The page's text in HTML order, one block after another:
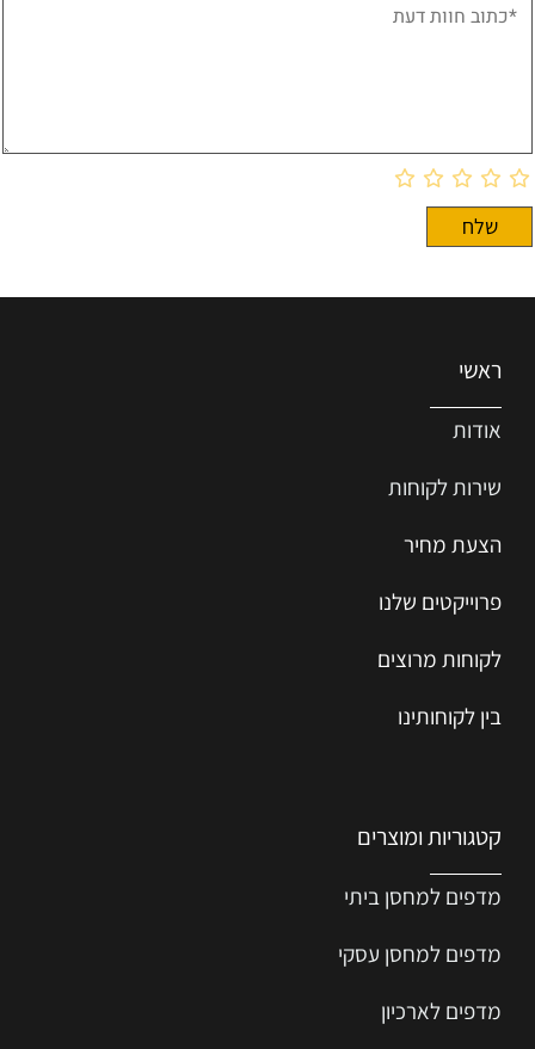
ראשי
אודות
שירות לקוחות
הצעת מחיר
פרוייקטים שלנו
לקוחות מרוצים
בין לקוחותינו
קטגוריות ומוצרים
מדפים למחסן ביתי
מדפים למחסן עסקי
מדפים לארכיון